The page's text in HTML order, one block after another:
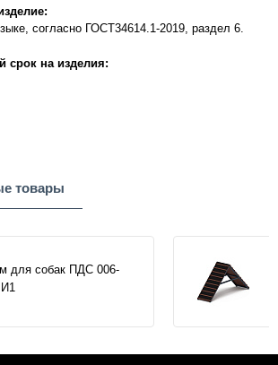
согласно ГОСТ34614.1-2019, раздел 6.
срок на изделия:
товары
для собак ПДС 006-